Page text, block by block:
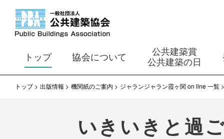
トップ 協会について
公共建築賞
公共建築の日
トップ 出版情報 機関紙のご案内 ジャランジャラン霞ヶ関 on line 一覧
いきいきと過